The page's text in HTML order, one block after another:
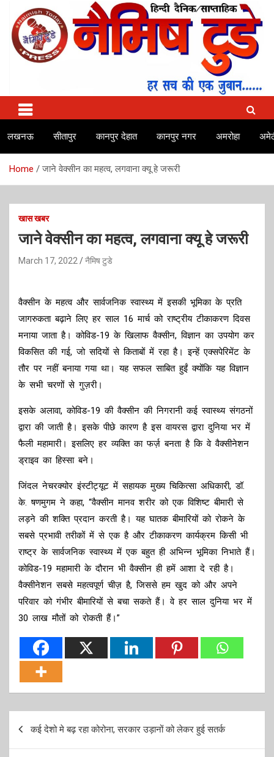
content
Naimish Today
No.1 news channel of India
लखनऊ सीतापुर कानपुर देहात कानपुर नगर अमरोहा
Home जाने वेक्सीन का महत्व, लगवाना क्यू हे जरूरी
खास खबर
जाने वेक्सीन का महत्व, लगवाना क्यू हे जरूरी
March 17, 2022 नैमिष टुडे
वैक्सीन के महत्व और सार्वजनिक स्वास्थ्य में इसकी भूमिका के प्रति
जागरुकता बढ़ाने लिए हर साल 16 मार्च को राष्ट्रीय टीकाकरण दिवस
मनाया जाता है। कोविड-19 के खिलाफ वैक्सीन, विज्ञान का उपयोग कर
विकसित की गई, जो सदियों से किताबों में रहा है। इन्हें एक्सपेरिमेंट के
तौर पर नहीं बनाया गया था। यह सफल साबित हुईं क्योंकि यह विज्ञान
के सभी चरणों से गुज़री।
इसके अलावा, कोविड-19 की वैक्सीन की निगरानी कई स्वास्थ्य संगठनों
द्वारा की जाती है। इसके पीछे कारण है इस वायरस द्वारा दुनिया भर में
फैली महामारी। इसलिए हर व्यक्ति का फर्ज़ बनता है कि वे वैक्सीनेशन
ड्राइव का हिस्सा बने।
जिंदल नेचरक्योर इंस्टीट्यूट में सहायक मुख्य चिकित्सा अधिकारी, डॉ.
के. षणमुगम ने कहा, “वैक्सीन मानव शरीर को एक विशिष्ट बीमारी से
लड़ने की शक्ति प्रदान करती है। यह घातक बीमारियों को रोकने के
सबसे प्रभावी तरीकों में से एक है और टीकाकरण कार्यक्रम किसी भी
राष्ट्र के सार्वजनिक स्वास्थ्य में एक बहुत ही अभिन्न भूमिका निभाते हैं।
कोविड-19 महामारी के दौरान भी वैक्सीन ही हमें आशा दे रही है।
वैक्सीनेशन सबसे महत्वपूर्ण चीज़ है, जिससे हम खुद को और अपने
परिवार को गंभीर बीमारियों से बचा सकते हैं। वे हर साल दुनिया भर में
30 लाख मौतों को रोकती हैं।”
Post
navigation
कई देशो मे बढ़ रहा कोरोना, सरकार उड़ानों को लेकर हुई सतर्क